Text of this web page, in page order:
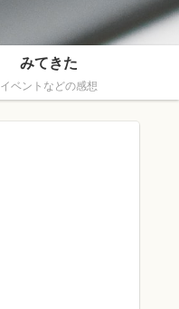
みてきた
イベントなどの感想